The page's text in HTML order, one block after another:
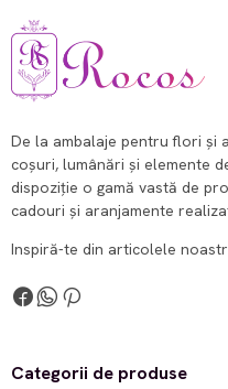
De la ambalaje pentru flori și
coșuri, lumânări și elemente
dispoziție o gamă vastă de
cadouri și aranjamente
Inspiră-te din articolele
Categorii de produse